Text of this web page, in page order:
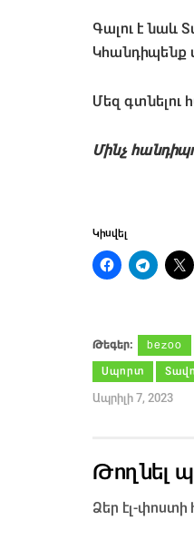
Գալու է նաև
Կհանդիպենք
Մեզ գտնելու
Մինչ
Կիսվել
Թեգեր։ bezoo
Սպորտ
Ապրիլի 7, 2023
Թողնել
Ձեր էլ-փոստի